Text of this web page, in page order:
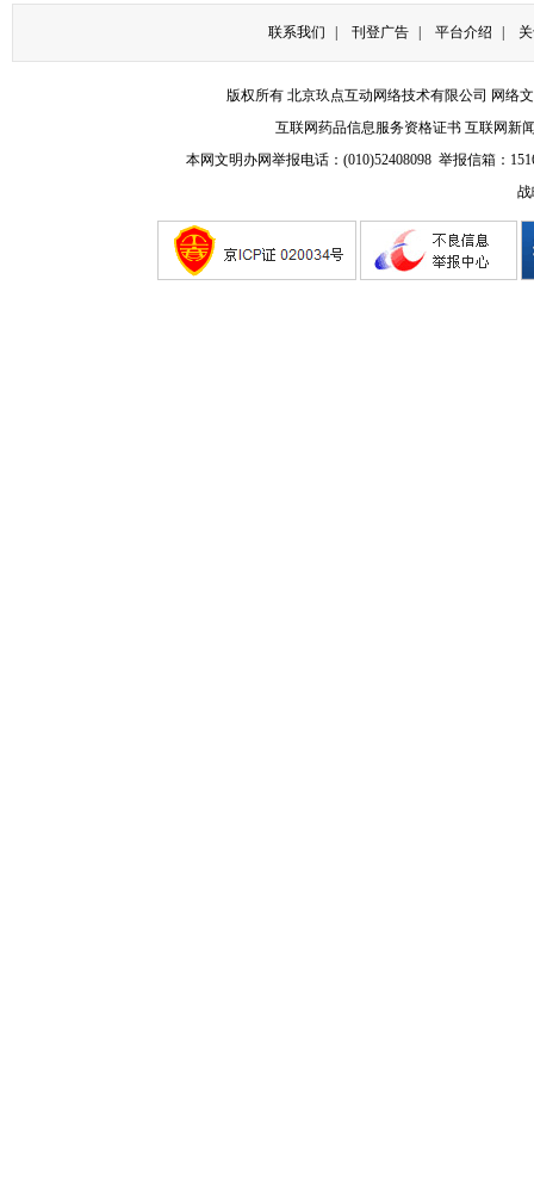
联系我们 刊登广告 平台介绍
版权所有 北京玖点互动网络技术有限公司 网络
互联网药品信息服务资格证书 互联网新
本网文明办网举报电话：(010)52408098 举报信箱：